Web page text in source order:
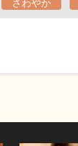
さわやか